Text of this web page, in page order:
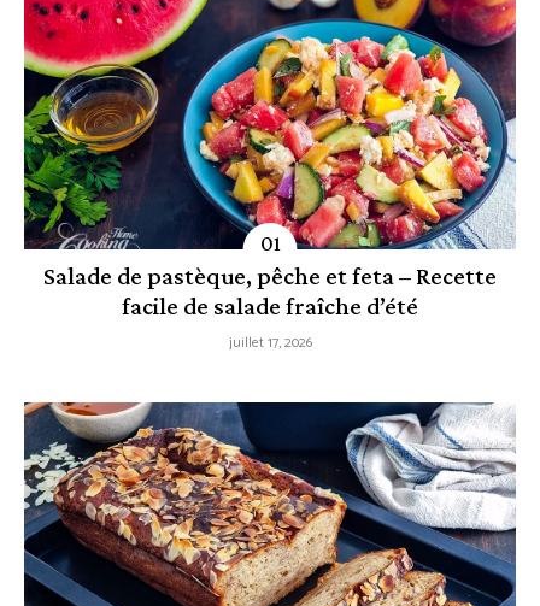
Salade de pastèque, pêche et feta – Recette
facile de salade fraîche d’été
juillet 17, 2026